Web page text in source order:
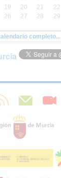
19 20 21 22
26 27 28 29
completo...